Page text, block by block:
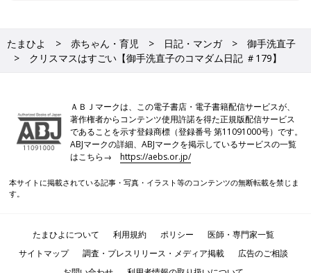
たまひよ 赤ちゃん・育児 日記・マンガ
御手洗直子
クリスマスはすごい【御手洗直子のコマダム日記 ＃179】
ＡＢＪマークは、この電子書店・電子書籍配信サービスが、
著作権者からコンテンツ使用許諾を得た正規版配信サービス
であることを示す登録商標（登録番号 第11091000号）です。
ABJマークの詳細、ABJマークを掲示しているサービスの一覧
はこちら→https://aebs.or.jp/
本サイトに掲載されている記事・写真・イラスト等のコンテンツの無断転載を禁じま
す。
たまひよについて 利用規約 ポリシー
医師・専門家一覧
サイトマップ
調査・プレスリリース・メディア掲載
広告のご相談